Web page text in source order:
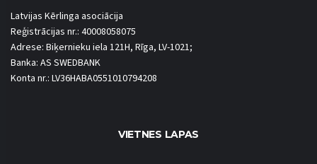
Latvijas Kērlinga asociācija
Reģistrācijas nr.: 40008058075
Adrese: Biķernieku iela 121H, Rīga, LV-1021;
Banka: AS SWEDBANK
Konta nr.: LV36HABA0551010794208
VIETNES LAPAS